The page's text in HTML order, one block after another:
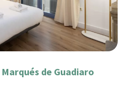
de Guadiaro